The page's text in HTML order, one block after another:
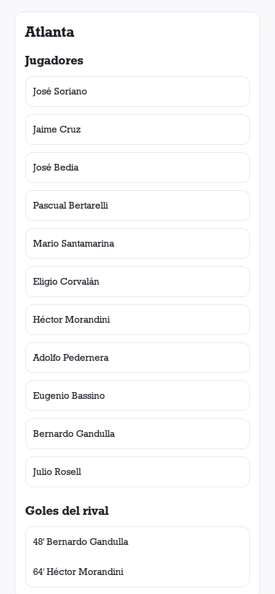
Atlanta
Jugadores
José Soriano
Jaime Cruz
José Bedia
Pascual Bertarelli
Mario Santamarina
Eligio Corvalán
Héctor Morandini
Adolfo Pedernera
Eugenio Bassino
Bernardo Gandulla
Julio Rosell
Goles del rival
48' Bernardo Gandulla
64' Héctor Morandini